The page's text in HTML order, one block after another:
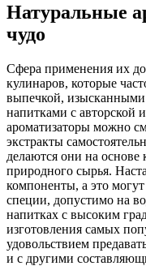
Натуральные
чудо
Сфера применения их
кулинаров, которые
выпечкой,
напитками с авторской
ароматизаторы можно
экстракты
делаются они на основе
природного сырья.
компоненты, а это
специи, допустимо на
напитках с высоким
изготовления самых
удовольствием
и с другими